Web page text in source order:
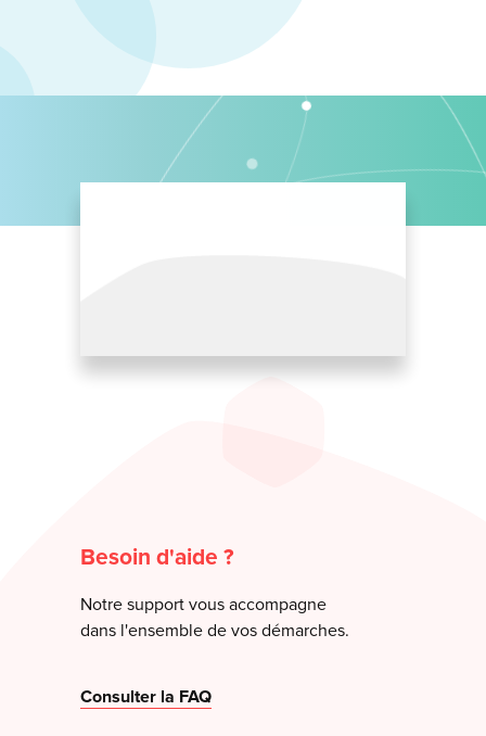
Besoin d'aide ?
Notre support vous accompagne
dans l'ensemble de vos démarches.
Consulter la FAQ